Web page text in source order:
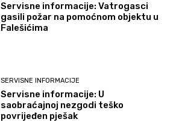
Servisne informacije: Vatrogasci
gasili požar na pomoćnom objektu u
Falešićima
SERVISNE INFORMACIJE
Servisne informacije: U
saobraćajnoj nezgodi teško
povrijeđen pješak